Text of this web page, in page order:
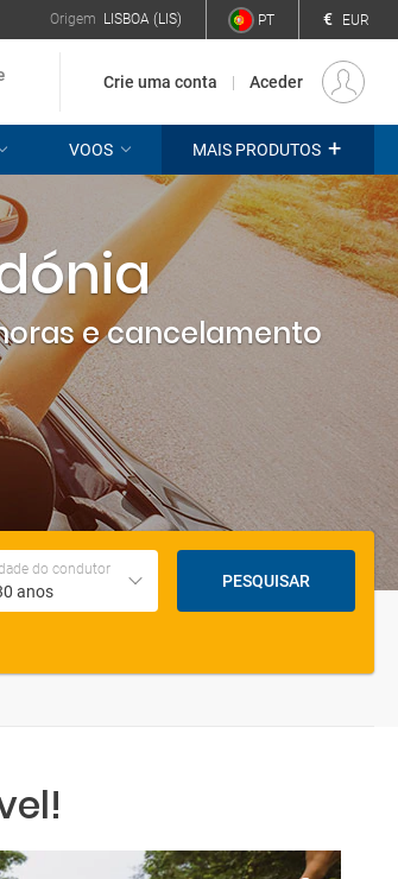
Origem LISBOA (LIS) PT € EUR
Crie uma conta Aceder
VOOS MAIS PRODUTOS +
e cancelamento
do condutor
anos
PESQUISAR